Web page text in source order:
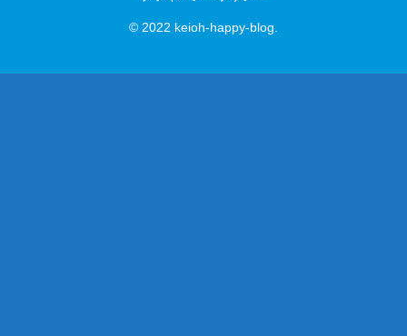
© 2022 keioh-happy-blog.